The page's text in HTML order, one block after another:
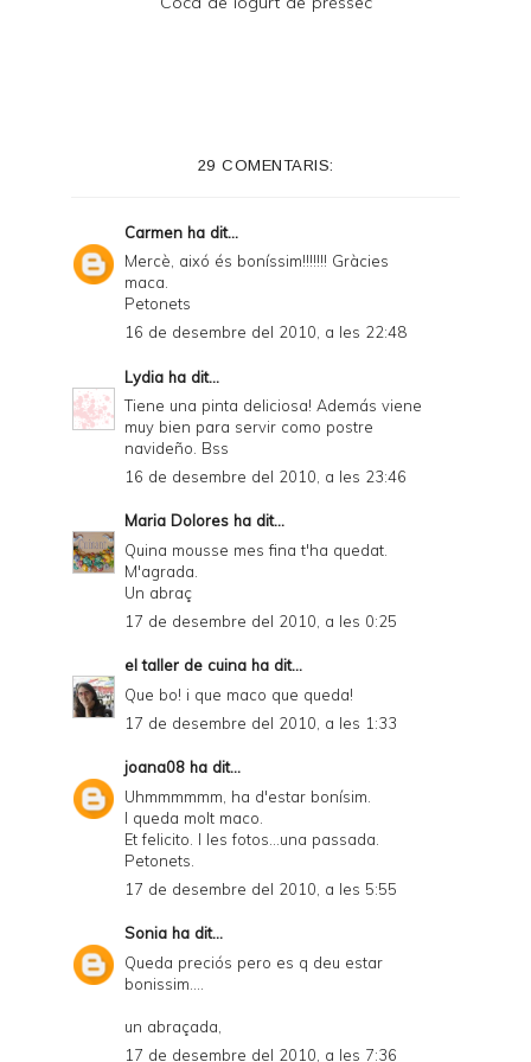
29 COMENTARIS:
Carmen ha dit...
Mercè, aixó és boníssim!!!!!!! Gràcies
maca.
Petonets
16 de desembre del 2010, a les 22:48
Lydia ha dit...
Tiene una pinta deliciosa! Además viene
muy bien para servir como postre
navideño. Bss
16 de desembre del 2010, a les 23:46
Maria Dolores ha dit...
Quina mousse mes fina t'ha quedat.
M'agrada.
Un abraç
17 de desembre del 2010, a les 0:25
el taller de cuina ha dit...
Que bo! i que maco que queda!
17 de desembre del 2010, a les 1:33
joana08 ha dit...
Uhmmmmmm, ha d'estar bonísim.
I queda molt maco.
Et felicito. I les fotos...una passada.
Petonets.
17 de desembre del 2010, a les 5:55
Sonia ha dit...
Queda preciós pero es q deu estar
bonissim....
un abraçada,
17 de desembre del 2010, a les 7:36